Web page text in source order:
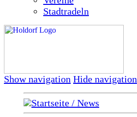
Stadtradeln
Show navigation Hide navigation
Startseite / News